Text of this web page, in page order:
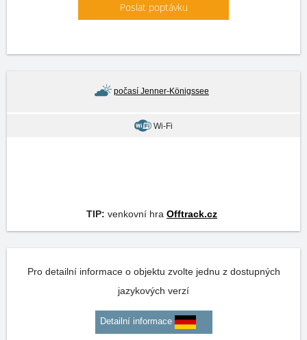
Poslat poptávku
počasí Jenner-Königssee
Wi-Fi
TIP: venkovní hra Offtrack.cz
Pro detailní informace o objektu zvolte jednu z dostupných
jazykových verzí
Detailní informace